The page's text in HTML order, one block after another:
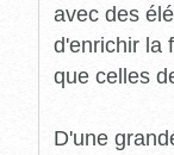
avec des
d'enrichir la
que celles
D'une